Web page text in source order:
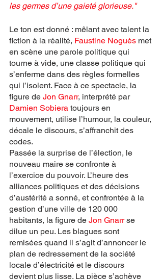
les germes d’une gaieté glorieuse."
Le ton est donné : mêlant avec talent la
fiction à la réalité, Faustine Noguès met
en scène une parole politique qui
tourne à vide, une classe politique qui
s’enferme dans des règles formelles
qui l’isolent. Face à ce spectacle, la
figure de Jon Gnarr, interprété par
Damien Sobiera toujours en
mouvement, utilise l’humour, la couleur,
décale le discours, s’affranchit des
codes.
Passée la surprise de l’élection, le
nouveau maire se confronte à
l’exercice du pouvoir. L’heure des
alliances politiques et des décisions
d’austérité a sonné, et confrontée à la
gestion d’une ville de 120 000
habitants, la figure de Jon Gnarr se
dilue un peu. Les blagues sont
remisées quand il s’agit d’annoncer le
plan de redressement de la société
locale d’électricité et le discours
devient plus lisse. La pièce s’achève